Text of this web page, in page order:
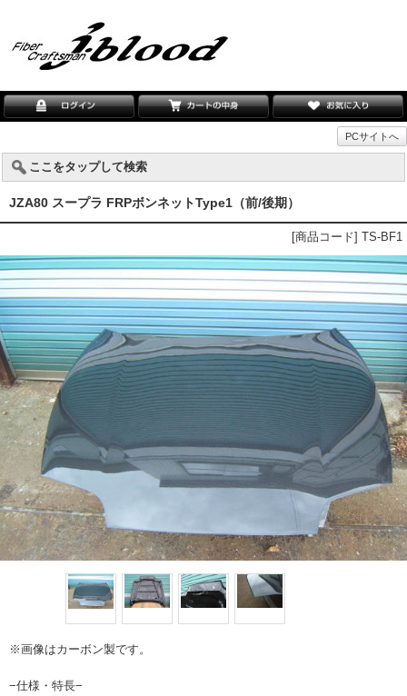
PCサイトへ
ここをタップして検索
JZA80 スープラ FRPボンネットType1（前/後期）
[商品コード] TS-BF1
※画像はカーボン製です。
−仕様・特長−